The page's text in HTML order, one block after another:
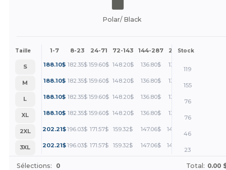
Polar/ Black
Taille 1-7 8-23 24-71 72-143 144-287 288 + Plus
Stock
S 188.10$ 182.35$ 159.60$ 148.20$ 136.80$ 131.10
119
M
188.10$ 182.35$ 159.60$ 148.20$ 136.80$ 131.10
155
L
188.10$ 182.35$ 159.60$ 148.20$ 136.80$ 131.10
76
XL
188.10$ 182.35$ 159.60$ 148.20$ 136.80$ 131.10
76
2XL
202.21$196.03$ 171.57$ 159.32$ 147.06$ 140.93
46
3XL
202.21$196.03$ 171.57$ 159.32$ 147.06$ 140.93
23
Sélections: 0 Total: 0.00